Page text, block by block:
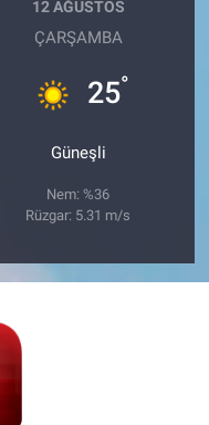
12 AĞUSTOS
ÇARŞAMBA
25°
Güneşli
Nem: %36
Rüzgar: 5.31 m/s